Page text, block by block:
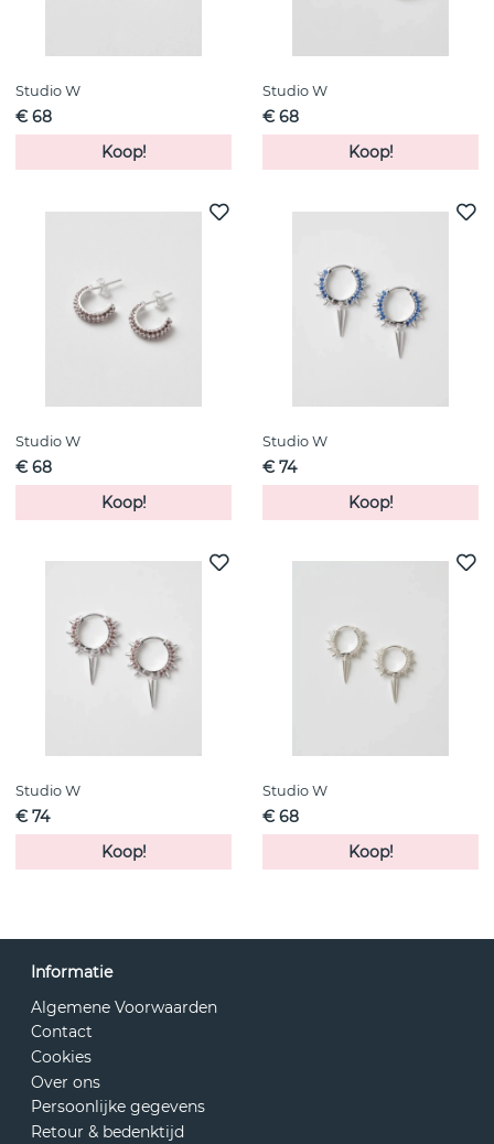
Studio W
€ 68
Koop!
Studio W
€ 68
Koop!
Studio W
€ 68
Koop!
Studio W
€ 74
Koop!
Studio W
€ 74
Koop!
Studio W
€ 68
Koop!
Informatie
Algemene Voorwaarden
Contact
Cookies
Over ons
Persoonlijke gegevens
Retour & bedenktijd